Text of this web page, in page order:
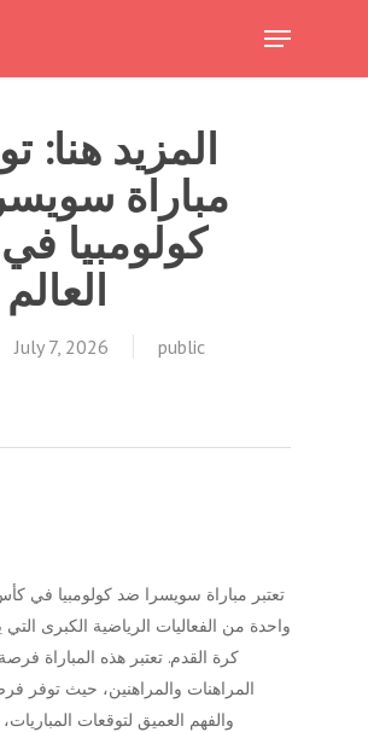
Menu
المزيد هنا:
مباراة
كولومبيا
العالم 2026
July 7, 2026 public
واحدة من الفعاليات الرياضية الكبرى
كرة القدم. تعتبر هذه المباراة
المراهنات والمراهنين، حيث توفر
والفهم العميق لتوقعات المباريات،
Close